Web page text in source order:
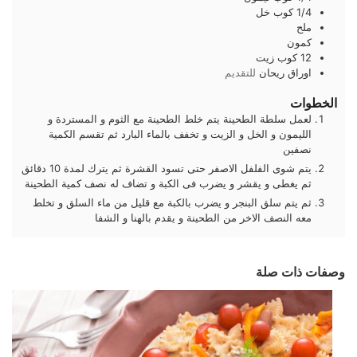
1/4 كوب خل
ملح
كمون
12 كوب زيت
اوراق ريحان للتقديم
الخطوات
لعمل سلطة الطحينة يتم خلط الطحينة مع الثوم و المستردة و
الليمون و الخل و الزيت و تخفف بالماء البارد ثم تقسم الكمية
نصفين
يتم شوى الفلفل الاصفر حتى تسود القشرة ثم يترك لمدة 10 دقائق
ثم يغطى و يقشر و يضرب فى الكبة و تضاف له نصف كمية الطحينة
ثم يتم سلق البنجر و يضرب بالكبة مع قليل من ماء السلق و تخلط
معه النصف الاخر من الطحينة و يقدم بالهنا و الشفا
وصفات ذات صلة